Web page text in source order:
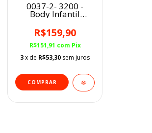
0037-2- 3200 -
Body Infantil
Country&Cia Rosa
Bebê Pedraria Cruz
R$159,90
R$151,91 com Pix
3x de R$53,30 sem juros
COMPRAR